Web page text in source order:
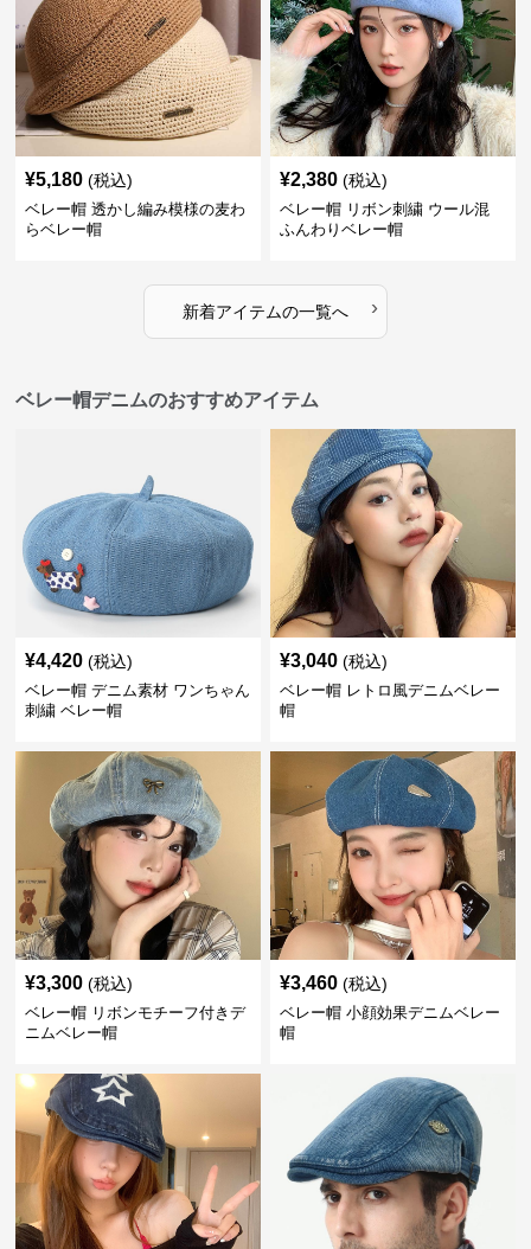
¥5,180 (税込)
ベレー帽 透かし編み模様の麦わ
らベレー帽
¥2,380 (税込)
ベレー帽 リボン刺繍 ウール混
ふんわりベレー帽
新着アイテムの一覧へ ›
ベレー帽デニムのおすすめアイテム
¥4,420 (税込)
ベレー帽 デニム素材 ワンちゃん
刺繍 ベレー帽
¥3,040 (税込)
ベレー帽 レトロ風デニムベレー
帽
¥3,300 (税込)
ベレー帽 リボンモチーフ付きデ
ニムベレー帽
¥3,460 (税込)
ベレー帽 小顔効果デニムベレー
帽